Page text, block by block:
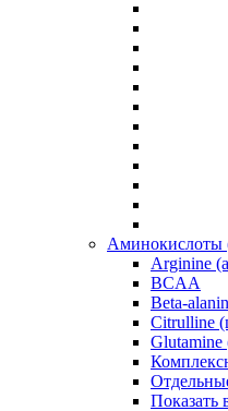
Arginine
BCAA
Beta-
Citrulline
Показать